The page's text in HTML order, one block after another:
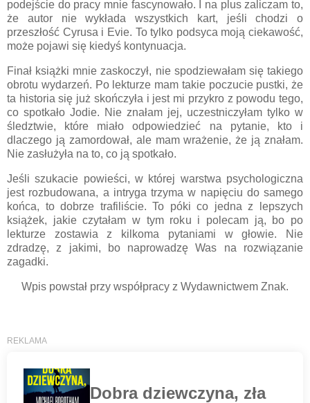
podejście do pracy mnie fascynowało. I na plus zaliczam to,
że autor nie wykłada wszystkich kart, jeśli chodzi o
przeszłość Cyrusa i Evie. To tylko podsyca moją ciekawość,
może pojawi się kiedyś kontynuacja.
Finał książki mnie zaskoczył, nie spodziewałam się takiego
obrotu wydarzeń. Po lekturze mam takie poczucie pustki, że
ta historia się już skończyła i jest mi przykro z powodu tego,
co spotkało Jodie. Nie znałam jej, uczestniczyłam tylko w
śledztwie, które miało odpowiedzieć na pytanie, kto i
dlaczego ją zamordował, ale mam wrażenie, że ją znałam.
Nie zasłużyła na to, co ją spotkało.
Jeśli szukacie powieści, w której warstwa psychologiczna
jest rozbudowana, a intryga trzyma w napięciu do samego
końca, to dobrze trafiliście. To póki co jedna z lepszych
książek, jakie czytałam w tym roku i polecam ją, bo po
lekturze zostawia z kilkoma pytaniami w głowie. Nie
zdradzę, z jakimi, bo naprowadzę Was na rozwiązanie
zagadki.
Wpis powstał przy współpracy z Wydawnictwem Znak.